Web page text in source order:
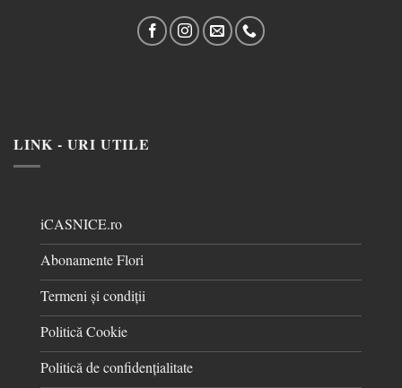
LINK - URI UTILE
iCASNICE.ro
Abonamente Flori
Termeni și condiții
Politică Cookie
Politică de confidențialitate